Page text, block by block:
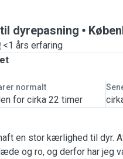
dyrepasning
<1 års erfaring
normalt
for cirka 22 timer
en stor kærlighed til dyr.
og ro, og derfor har jeg